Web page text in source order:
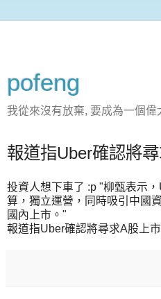
pofeng
我從來沒有放棄, 要成為一個偉
報道指Uber確認將
投資人想下車了 :p "柳甄表示
算，獨立運營，同時吸引中國
國內上市。"
報道指Uber確認將尋求A股上